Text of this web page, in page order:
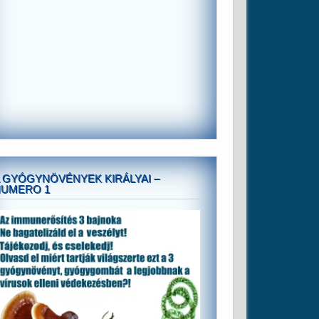
GYÓGYNÖVÉNYEK KIRÁLYAI –
1